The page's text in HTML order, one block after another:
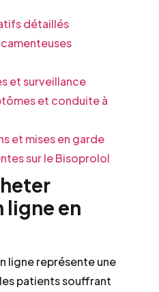
détaillés
et surveillance
et conduite à
et mises en garde
sur le Bisoprolol
ligne en
ligne représente une
patients souffrant